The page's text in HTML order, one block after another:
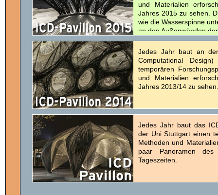
und Materialien
Jahres 2015 zu sehen.
wie die Wasserspinne
an den Außenwänden
Jedes Jahr baut an
Computational
temporären
und Materialien
Jahres 2013/14 zu sehen.
Jedes Jahr baut das
der Uni Stuttgart einen
Methoden und
paar Panoramen
Tageszeiten.